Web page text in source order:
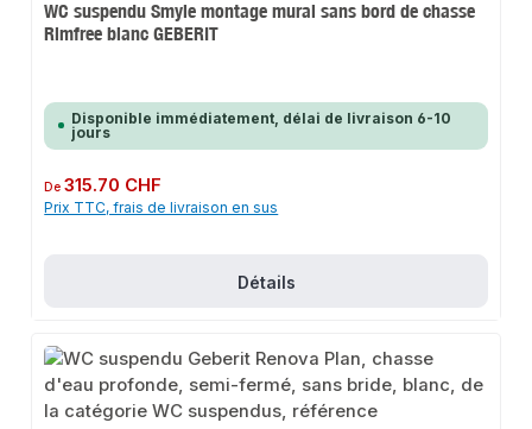
WC suspendu Smyle montage mural sans bord de chasse
Rimfree blanc GEBERIT
Disponible immédiatement, délai de livraison 6-10
jours
Prix régulier :
De315.70 CHF
Prix TTC, frais de livraison en sus
Détails